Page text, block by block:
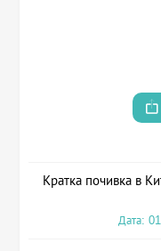
Кратка почивка в
Дата: